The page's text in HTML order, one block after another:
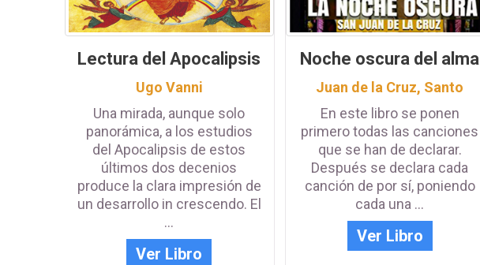
Lectura del Apocalipsis
Ugo Vanni
Una mirada, aunque solo
panorámica, a los estudios
del Apocalipsis de estos
últimos dos decenios
produce la clara impresión de
un desarrollo in crescendo. El
...
Ver Libro
Noche oscura del alma
Juan de la Cruz, Santo
En este libro se ponen
primero todas las canciones
que se han de declarar.
Después se declara cada
canción de por sí, poniendo
cada una ...
Ver Libro